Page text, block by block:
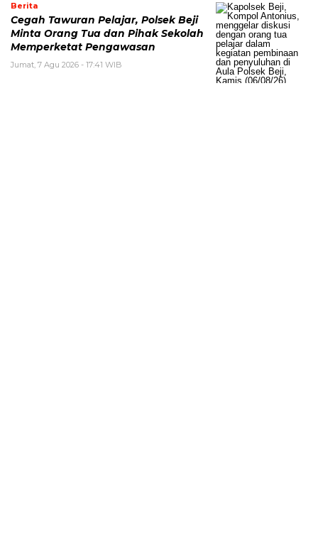
Berita
Cegah Tawuran Pelajar, Polsek Beji
Minta Orang Tua dan Pihak Sekolah
Memperketat Pengawasan
Jumat, 7 Agu 2026 - 17:41 WIB